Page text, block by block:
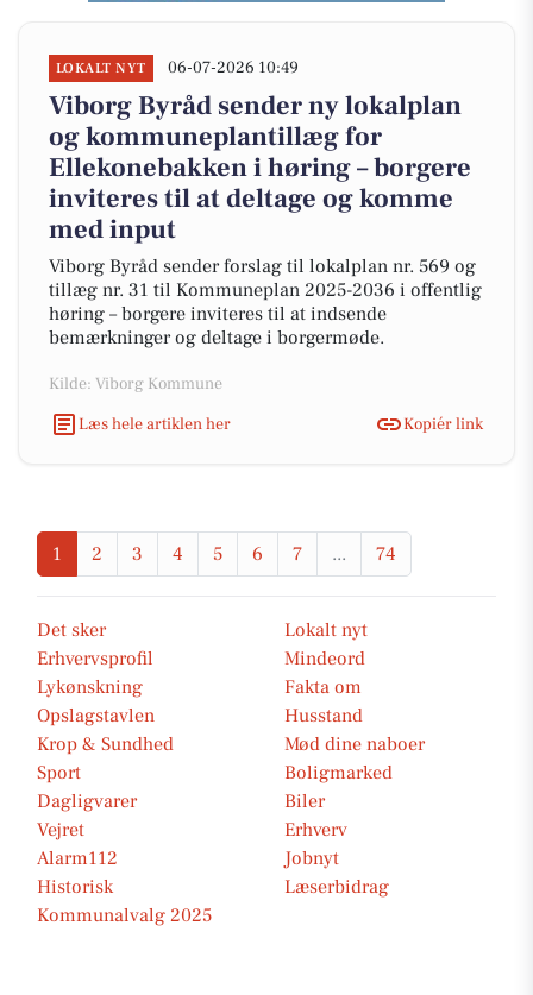
LOKALT NYT 06-07-2026 10:49
Viborg Byråd sender ny lokalplan
og kommuneplantillæg for
Ellekonebakken i høring – borgere
inviteres til at deltage og komme
med input
Viborg Byråd sender forslag til lokalplan nr. 569 og
tillæg nr. 31 til Kommuneplan 2025-2036 i offentlig
høring – borgere inviteres til at indsende
bemærkninger og deltage i borgermøde.
Kilde: Viborg Kommune
Læs hele artiklen her
Kopiér link
1 2 3 4 5 6 7 ... 74
Det sker
Lokalt nyt
Erhvervsprofil
Mindeord
Lykønskning
Fakta om
Opslagstavlen
Husstand
Krop & Sundhed
Mød dine naboer
Sport
Boligmarked
Dagligvarer
Biler
Vejret
Erhverv
Alarm112
Jobnyt
Historisk
Læserbidrag
Kommunalvalg 2025